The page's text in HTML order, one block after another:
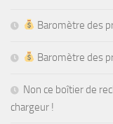
Baromètre des
Baromètre des
Non ce boîtier de
chargeur !